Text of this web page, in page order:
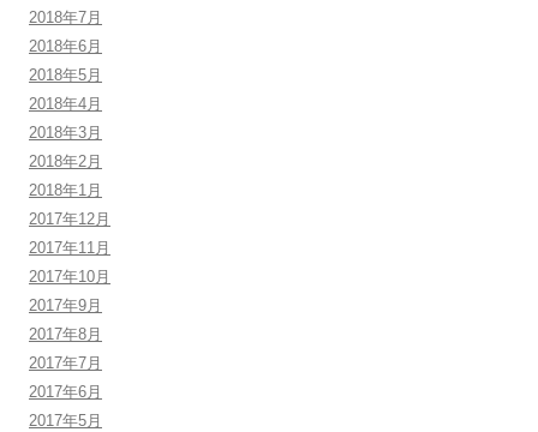
2018年7月
2018年6月
2018年5月
2018年4月
2018年3月
2018年2月
2018年1月
2017年12月
2017年11月
2017年10月
2017年9月
2017年8月
2017年7月
2017年6月
2017年5月